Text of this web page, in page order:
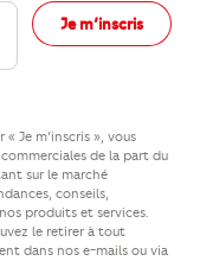
Je m’inscris
Je m’inscris », vous
de la part du
sur le marché
conseils,
produits et services.
le retirer à tout
dans nos e-mails ou via